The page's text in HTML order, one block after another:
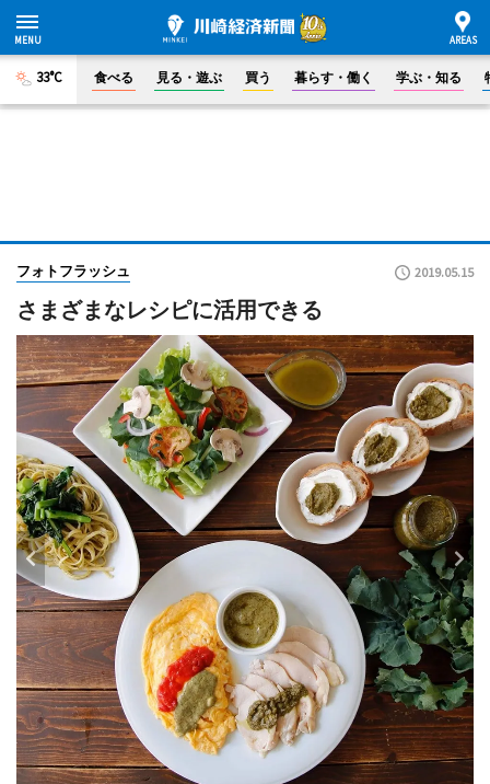
33°C 食べる 見る・遊ぶ 買う 暮らす・働く 学ぶ・知る
フォトフラッシュ 2019.05.15
さまざまなレシピに活用できる